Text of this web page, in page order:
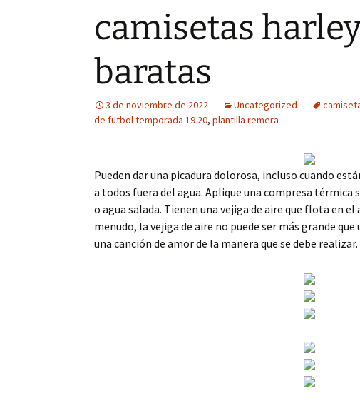
camisetas
baratas
3 de noviembre de 2022 Uncategorized
de futbol temporada 19 20, plantilla remera
Pueden dar una picadura dolorosa, incluso cuando
a todos fuera del agua. Aplique una compresa térmica
o agua salada. Tienen una vejiga de aire que flota en
menudo, la vejiga de aire no puede ser más grande
una canción de amor de la manera que se debe realizar.